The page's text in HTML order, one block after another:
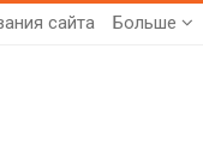
сайта Больше